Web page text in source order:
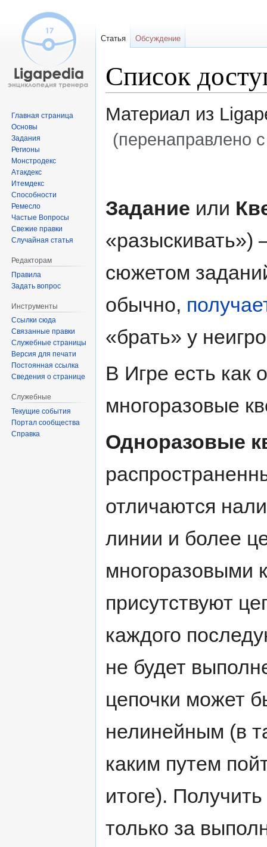
Список
Материал из
(перенаправлено
Задание или
сюжетом
обычно,
«брать» у
В Игре есть как
многоразовые
Одноразовые
отличаются
линии и более
многоразовыми
присутствуют
каждого
не будет
цепочки может
нелинейным (в
каким путем
итоге). Получить
только за
Статья Обсуждение
Главная страница
Основы
Задания
Регионы
Монстродекс
Атакдекс
Итемдекс
Способности
Ремесло
Частые Вопросы
Свежие правки
Случайная статья
Редакторам
Правила
Задать вопрос
Инструменты
Ссылки сюда
Связанные правки
Служебные страницы
Версия для печати
Постоянная ссылка
Сведения о странице
Служебные
Текущие события
Портал сообщества
Справка